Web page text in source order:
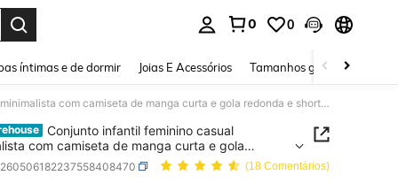
0 0
íntimas e de dormir Joias E Acessórios Tamanhos grandes
Conjunto infantil feminino casual minimalista com camiseta de manga curta e gola redonda e shorts ciclista justos, ideal para primavera/verão.
Conjunto infantil feminino casual
com camiseta de manga curta e gola
e shorts ciclista justos, ideal para
verão.
(18 Comentários)